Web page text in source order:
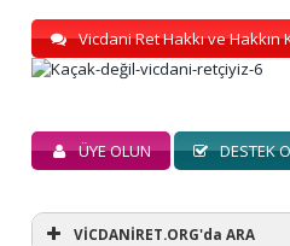
Vicdani Ret Hakkı ve Hakkın
ÜYE OLUN DESTEK
VİCDANİRET.ORG'da ARA